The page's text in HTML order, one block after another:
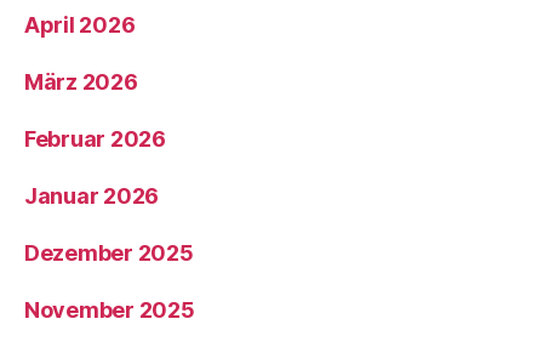
April 2026
März 2026
Februar 2026
Januar 2026
Dezember 2025
November 2025